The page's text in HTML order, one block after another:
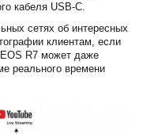
кабеля USB-C.
сетях об интересных
клиентам, если
R7 может даже
реального времени